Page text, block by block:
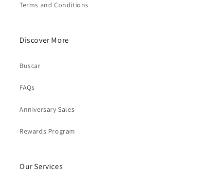
Terms and Conditions
Discover More
Buscar
FAQs
Anniversary Sales
Rewards Program
Our Services